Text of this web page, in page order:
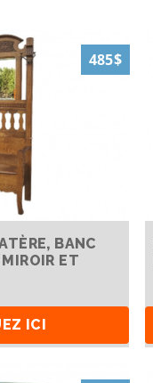
485$
BANC
ET
ICI